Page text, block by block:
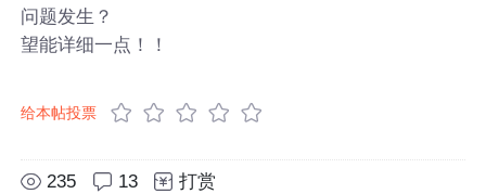
问题发生？
望能详细一点！！
给本帖投票
235 13 打赏